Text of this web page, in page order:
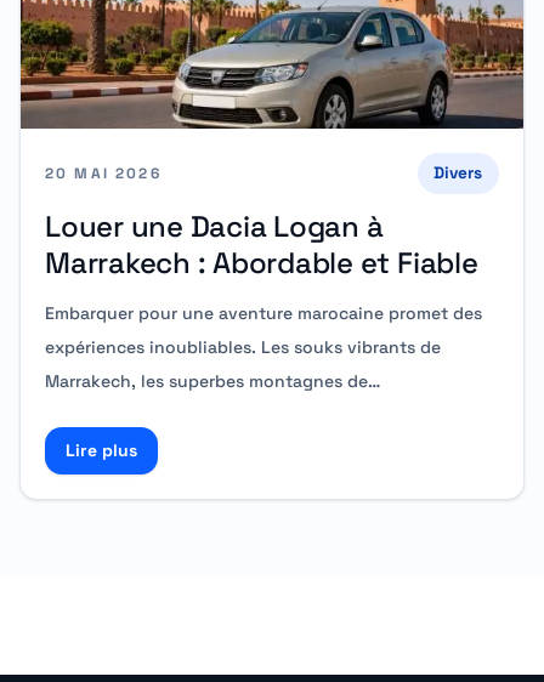
20 MAI 2026 Divers
Louer une Dacia Logan à
Marrakech : Abordable et Fiable
Embarquer pour une aventure marocaine promet des
expériences inoubliables. Les souks vibrants de
Marrakech, les superbes montagnes de…
Lire plusRead more about Louer une Dacia Logan à